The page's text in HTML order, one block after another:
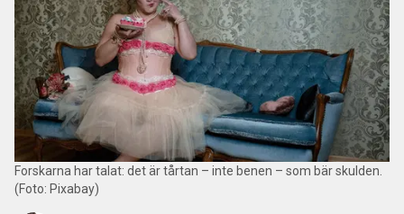
Forskarna har talat: det är tårtan – inte benen – som bär skulden.
(Foto: Pixabay)